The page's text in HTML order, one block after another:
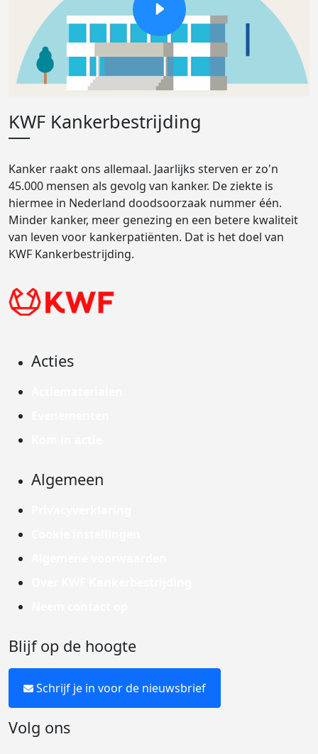
KWF Kankerbestrijding
Kanker raakt ons allemaal. Jaarlijks sterven er zo'n
45.000 mensen als gevolg van kanker. De ziekte is
hiermee in Nederland doodsoorzaak nummer één.
Minder kanker, meer genezing en een betere kwaliteit
van leven voor kankerpatiënten. Dat is het doel van
KWF Kankerbestrijding.
Acties
Algemeen
Blijf op de hoogte
Schrijf je in voor de nieuwsbrief
Volg ons